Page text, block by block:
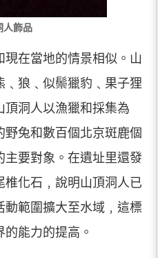
人飾品
現在當地的情景相似。山
﹑狼﹑似鬃獵豹﹑果子狸
洞人以漁獵和採集為
兔和數百個北京斑鹿個
主要對象。在遺址里還發
化石﹐說明山頂洞人已
動範圍擴大至水域﹐這標
能力的提高。